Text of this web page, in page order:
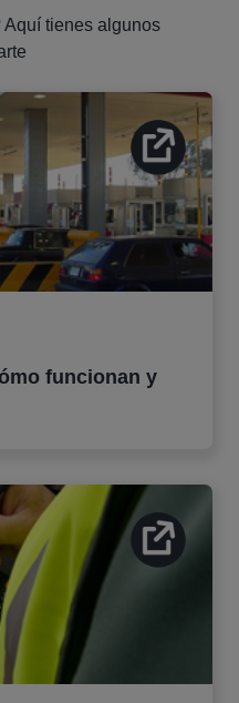
Aquí tienes algunos
funcionan y